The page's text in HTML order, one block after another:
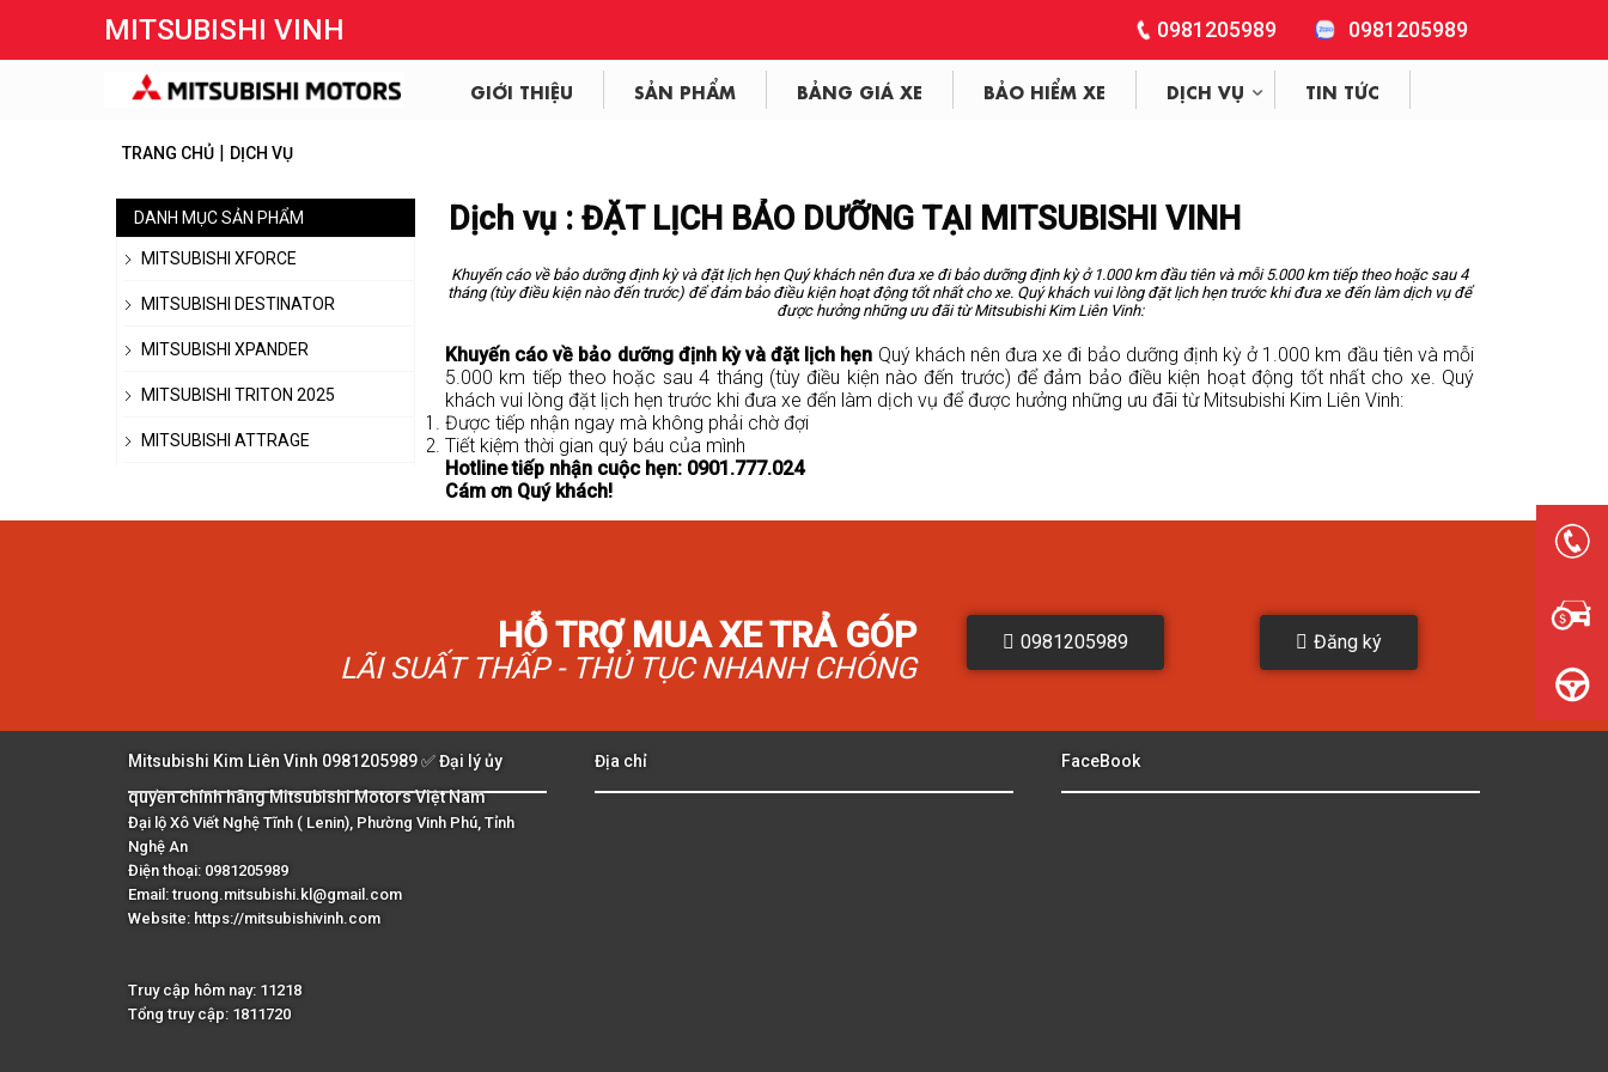
MITSUBISHI VINH 0981205989
0981205989
GIỚI THIỆU SẢN PHẨM BẢNG GIÁ XE BẢO HIỂM XE DỊCH VỤ TIN TỨC
TRANG CHỦ | DỊCH VỤ
Dịch vụ : ĐẶT LỊCH BẢO DƯỠNG TẠI MITSUBISHI VINH
Khuyến cáo về bảo dưỡng định kỳ và đặt lịch hẹn Quý khách nên đưa xe đi bảo dưỡng định kỳ ở 1.000 km đầu tiên và mỗi 5.000 km tiếp theo hoặc sau 4
tháng (tùy điều kiện nào đến trước) để đảm bảo điều kiện hoạt động tốt nhất cho xe. Quý khách vui lòng đặt lịch hẹn trước khi đưa xe đến làm dịch vụ để
được hưởng những ưu đãi từ Mitsubishi Kim Liên Vinh:
Khuyến cáo về bảo dưỡng định kỳ và đặt lịch hẹn Quý khách nên đưa xe đi bảo dưỡng định kỳ ở 1.000 km đầu tiên và mỗi
5.000 km tiếp theo hoặc sau 4 tháng (tùy điều kiện nào đến trước) để đảm bảo điều kiện hoạt động tốt nhất cho xe. Quý
khách vui lòng đặt lịch hẹn trước khi đưa xe đến làm dịch vụ để được hưởng những ưu đãi từ Mitsubishi Kim Liên Vinh:
Được tiếp nhận ngay mà không phải chờ đợi
Tiết kiệm thời gian quý báu của mình
Hotline tiếp nhận cuộc hẹn: 0901.777.024
Cám ơn Quý khách!
DANH MỤC SẢN PHẨM
MITSUBISHI XFORCE
MITSUBISHI DESTINATOR
MITSUBISHI XPANDER
MITSUBISHI TRITON 2025
MITSUBISHI ATTRAGE
HỖ TRỢ MUA XE TRẢ GÓP
LÃI SUẤT THẤP - THỦ TỤC NHANH CHÓNG
0981205989 Đăng ký
Mitsubishi Kim Liên Vinh 0981205989 ✅ Đại lý ủy
quyền chính hãng Mitsubishi Motors Việt Nam
Đại lộ Xô Viết Nghệ Tĩnh ( Lenin), Phường Vinh Phú, Tỉnh
Nghệ An
Điện thoại: 0981205989
Email: truong.mitsubishi.kl@gmail.com
Website: https://mitsubishivinh.com
Truy cập hôm nay: 11218
Tổng truy cập: 1811720
Địa chỉ FaceBook